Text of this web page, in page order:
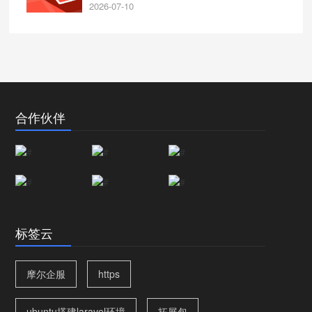
2026-07-10
合作伙伴
标签云
摩尔企服 https